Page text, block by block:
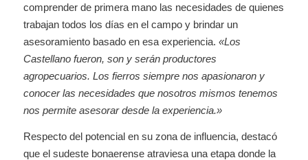
comprender de primera mano las necesidades de quienes
trabajan todos los días en el campo y brindar un
asesoramiento basado en esa experiencia. «Los
Castellano fueron, son y serán productores
agropecuarios. Los fierros siempre nos apasionaron y
conocer las necesidades que nosotros mismos tenemos
nos permite asesorar desde la experiencia.»
Respecto del potencial en su zona de influencia, destacó
que el sudeste bonaerense atraviesa una etapa donde la